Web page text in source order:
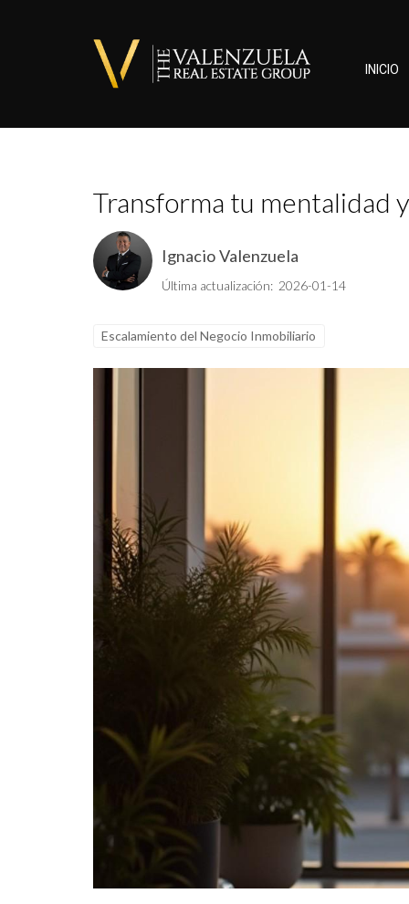
INICIO
Transforma tu mentalidad
Ignacio Valenzuela
Última actualización: 2026-01-14
Escalamiento del Negocio Inmobiliario